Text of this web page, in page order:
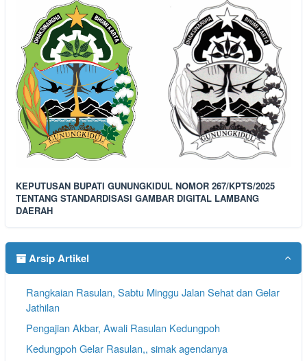
KEPUTUSAN BUPATI GUNUNGKIDUL NOMOR 267/KPTS/2025
TENTANG STANDARDISASI GAMBAR DIGITAL LAMBANG
DAERAH
Arsip Artikel
Rangkaian Rasulan, Sabtu Minggu Jalan Sehat dan Gelar
Jathilan
Pengajian Akbar, Awali Rasulan Kedungpoh
Kedungpoh Gelar Rasulan,, simak agendanya